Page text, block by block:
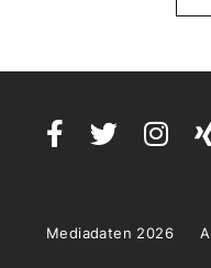
Mediadaten 2026